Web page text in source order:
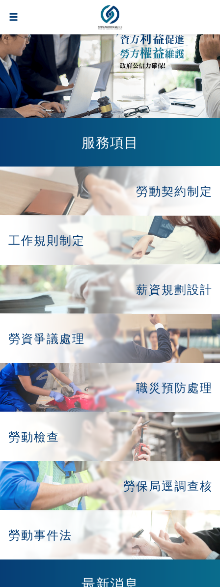
服務項目
勞動契約制定
工作規則制定
薪資規劃設計
勞資爭議處理
職災預防處理
勞動檢查
勞保局逕調查核
勞動事件法